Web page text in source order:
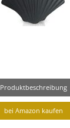
Produktbeschreibung
bei Amazon kaufen